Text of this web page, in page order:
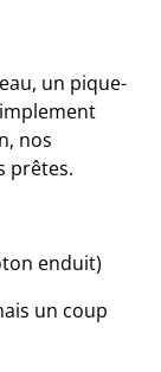
un pique-
nos
prêtes.
enduit)
un coup